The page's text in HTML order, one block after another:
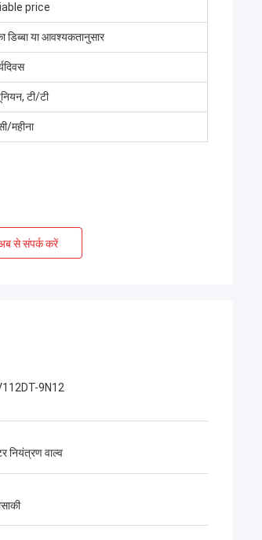
सेवा और मैत्रीपूर्ण सलाह, तेजी से वितरण. बहुत अच्छी
करना चाहता हूं.
price
डिब्बा या आवश्यकतानुसार
टी/टी
महीना
से संपर्क करें
9N12
नियंत्रण वाल्व